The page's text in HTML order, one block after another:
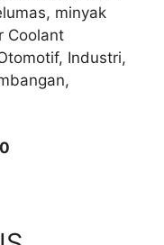
minyak
Coolant
Industri,